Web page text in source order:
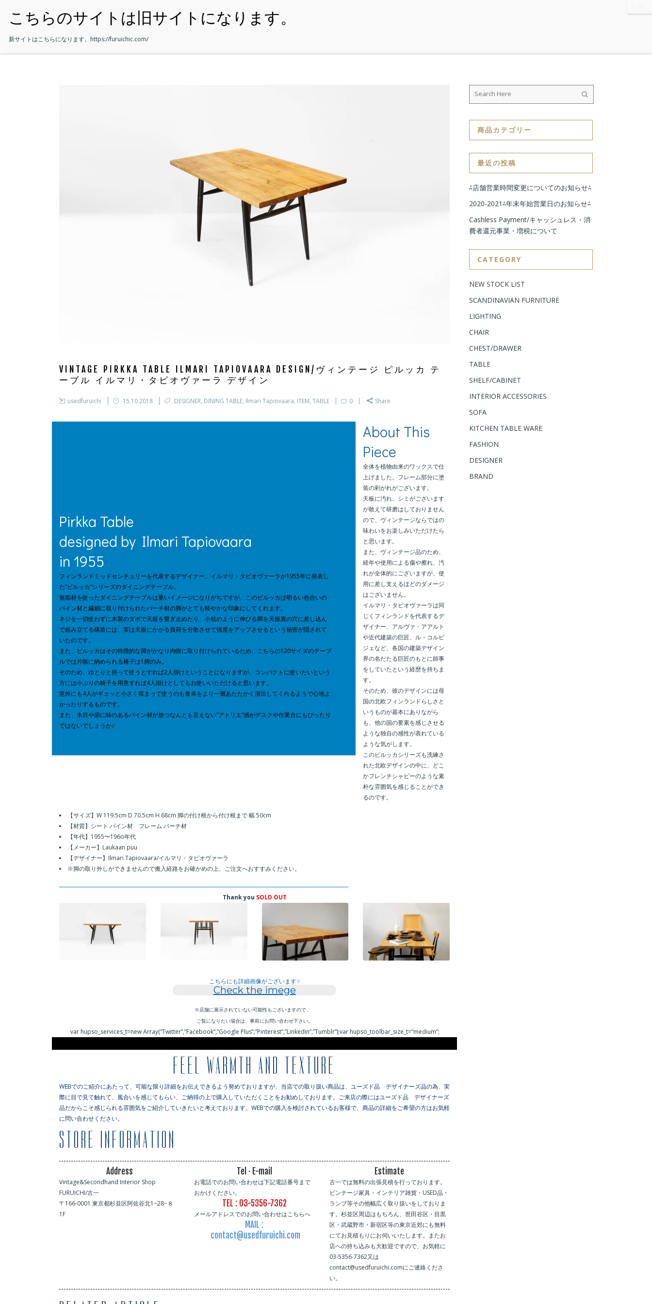
・HOME ・ITEM ・SHOPPING-GUIDE
VINTAGE PIRKKA TABLE ILMARI TAPIOVAARA DESIGN/ヴィンテージ ピルッカ テ
ーブル イルマリ・タピオヴァーラ デザイン
usedfuruichi 15.10.2018 DESIGNER, DINING TABLE, Ilmari Tapiovaara, ITEM, TABLE 0 Share
Pirkka Table
designed by Ilmari Tapiovaara
in 1955
フィンランドミッドセンチュリーを代表するデザイナー、イルマリ・タピオヴァーラが1955年に発表し
た”ピルッカ”シリーズのダイニングテーブル。
無垢材を使ったダイニングテーブルは重いイメージになりがちですが、このピルッカは明るい色合いの
パイン材と繊細に取り付けられたバーチ材の脚がとても軽やかな印象にしてくれます。
ネジを一切使わずに木製のダボで天板を繋ぎ止めたり、小枝のように伸びる脚を天板裏の穴に差し込ん
で組み立てる構造には、実は天板にかかる負荷を分散させて強度をアップさせるという秘密が隠されて
いたのです。
また、ピルッカはその特徴的な脚がかなり内側に取り付けられているため、こちらの120サイズのテーブ
ルでは片側に納められる椅子は1 脚のみ。
そのため、ゆとりと持って使うとすれば2人掛けということになりますが、コンパクトに使いたいという
方には小ぶりの椅子を用意すれば4人掛けとしてもお使いいただけると思います。
意外にも4人がギュッと小さく収まって使うのも食卓をより一層あたたかく演出してくれるようで心地よ
かったりするものです。
また、木目や節に味のあるパイン材が放つなんとも言えない”アトリエ”感がデスクや作業台にもぴったり
ではないでしょうか♪
全体を植物由来のワックスで仕
上げました。フレーム部分に塗
装の剥がれがございます。
天板に汚れ、シミがございます
が敢えて研磨はしておりません
ので、ヴィンテージならではの
味わいをお楽しみいただけたら
と思います。
また、ヴィンテージ品のため、
経年や使用による傷や擦れ、汚
れが全体的にございますが、使
用に差し支えるほどのダメージ
はございません。
イルマリ・タピオヴァーラは同
じくフィンランドを代表するデ
ザイナー、アルヴァ・アアルト
や近代建築の巨匠、ル・コルビ
ジェなど、各国の建築デザイン
界の名だたる巨匠のもとに師事
をしていたという経歴を持ちま
す。
そのため、彼のデザインには母
国の北欧フィンランドらしさと
いうものが基本にありながら
も、他の国の要素を感じさせる
ような独自の感性が表れている
ような気がします。
このピルッカシリーズも洗練さ
れた北欧デザインの中に、どこ
かフレンチシャビーのような素
朴な雰囲気を感じることができ
るのです。
【サイズ】W 119.5cm D 70.5cm H 68cm 脚の付け根から付け根まで 幅 50cm
【材質】シート パイン材 フレーム バーチ材
【年代】1955〜196o年代
【メーカー】Laukaan puu
【デザイナー】Ilmari Tapiovaara/イルマリ・タピオヴァーラ
※脚の取り外しができませんので搬入経路をお確かめの上、ご注文へおすすみください。
Thank you SOLD OUT
こちらにも詳細画像がございます☟
Check the imege
※店舗に展示されていない可能性もございますので、
ご覧になりたい場合は、事前にお問い合わせ下さい。
var hupso_services_t=new Array(“Twitter”,”Facebook”,”Google Plus”,”Pinterest”,”Linkedin”,”Tumblr”);var hupso_toolbar_size_t=”medium”;
FEEL WARMTH AND TEXTURE
WEBでのご紹介にあたって、可能な限り詳細をお伝えできるよう努めておりますが、当店での取り扱い商品は、ユーズド品 デザイナーズ品の為、実
際に目で見て触れて、風合いを感じてもらい、ご納得の上で購入していただくことをお勧めしております。ご来店の際にはユーズド品 デザイナーズ
品だからこそ感じられる雰囲気をご紹介していきたいと考えております。WEBでの購入を検討されているお客様で、商品の詳細をご希望の方はお気軽
に問い合わせください。
Address
Vintage&Secondhand Interior Shop
FURUICHI/古一
〒166-0001 東京都杉並区阿佐谷北1−28−８
1F
Tel · E-mail
お電話でのお問い合わせは下記電話番号まで
おかけください。
TEL : 03-5356-7362
メールアドレスでのお問い合わせはこちらへ
MAIL :
contact@usedfuruichi.com
Estimate
古一では無料の出張見積を行っております。
ビンテージ家具・インテリア雑貨・USED品・
ランプ等その他幅広く取り扱いをしておりま
す。杉並区周辺はもちろん、世田谷区・目黒
区・武蔵野市・新宿区等の東京近郊にも無料
にてお見積もりにお伺いいたします。またお
店への持ち込みも大歓迎ですので、お気軽に
03-5356-7362又は
contact@usedfuruichi.comにご連絡くださ
い。
商品カテゴリー
最近の投稿
⁂店舗営業時間変更についてのお知らせ⁂
2020-2021⁂年末年始営業日のお知らせ⁂
Cashless Payment/キャッシュレス・消
費者還元事業・増税について
CATEGORY
NEW STOCK LIST
SCANDINAVIAN FURNITURE
LIGHTING
CHAIR
CHEST/DRAWER
TABLE
SHELF/CABINET
INTERIOR ACCESSORIES
SOFA
KITCHEN TABLE WARE
FASHION
DESIGNER
BRAND
新サイトはこちらになります。 https://furuichic.com/